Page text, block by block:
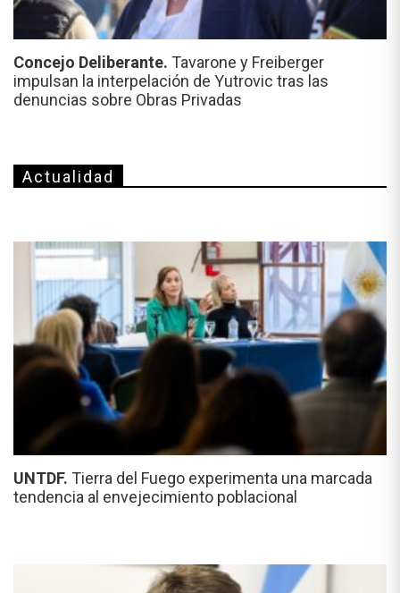
Concejo Deliberante. Tavarone y Freiberger
impulsan la interpelación de Yutrovic tras las
denuncias sobre Obras Privadas
Actualidad
UNTDF. Tierra del Fuego experimenta una marcada
tendencia al envejecimiento poblacional